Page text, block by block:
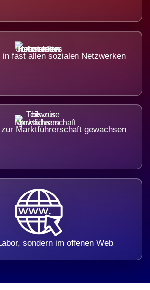
in fast allen sozialen Netzwerken
Marktführerschaft gewachsen
sondern im offenen Web